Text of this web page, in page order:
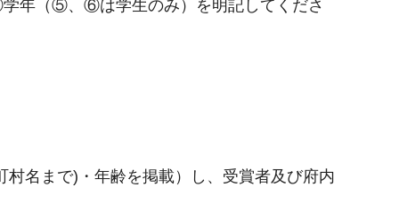
年（⑤、⑥は学生のみ）を明記してくださ
名まで)・年齢を掲載）し、受賞者及び府内